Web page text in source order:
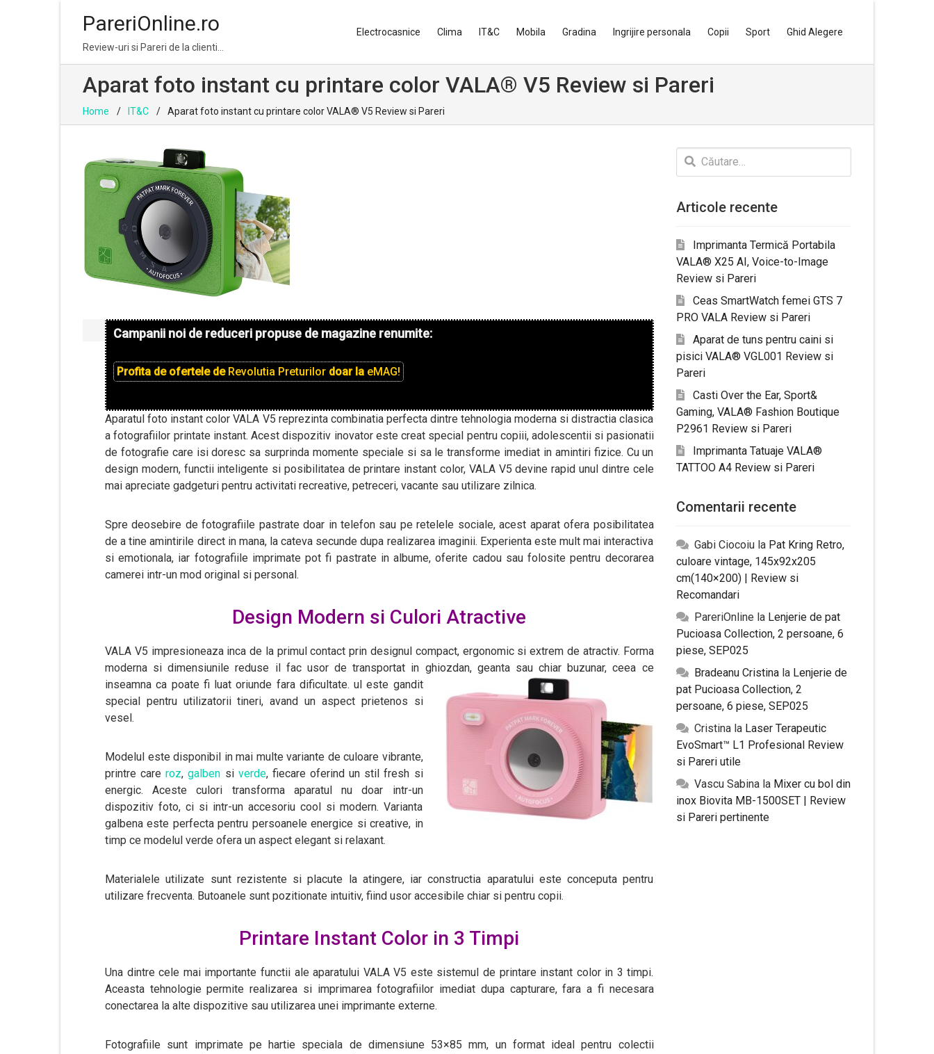
PareriOnline.ro
Review-uri si Pareri de la clienti…
Electrocasnice Clima IT&C Mobila Gradina Ingrijire personala Copii Sport Ghid Alegere
Aparat foto instant cu printare color VALA® V5 Review si Pareri
Home IT&C Aparat foto instant cu printare color VALA® V5 Review si Pareri
Campanii noi de reduceri propuse de magazine renumite:
Profita de ofertele de Revolutia Preturilor doar la eMAG!
Aparatul foto instant color VALA V5 reprezinta combinatia perfecta dintre tehnologia moderna si distractia clasica
a fotografiilor printate instant. Acest dispozitiv inovator este creat special pentru copiii, adolescentii si pasionatii
de fotografie care isi doresc sa surprinda momente speciale si sa le transforme imediat in amintiri fizice. Cu un
design modern, functii inteligente si posibilitatea de printare instant color, VALA V5 devine rapid unul dintre cele
mai apreciate gadgeturi pentru activitati recreative, petreceri, vacante sau utilizare zilnica.
Spre deosebire de fotografiile pastrate doar in telefon sau pe retelele sociale, acest aparat ofera posibilitatea
de a tine amintirile direct in mana, la cateva secunde dupa realizarea imaginii. Experienta este mult mai interactiva
si emotionala, iar fotografiile imprimate pot fi pastrate in albume, oferite cadou sau folosite pentru decorarea
camerei intr-un mod original si personal.
Design Modern si Culori Atractive
VALA V5 impresioneaza inca de la primul contact prin designul compact, ergonomic si extrem de atractiv. Forma
moderna si dimensiunile reduse il fac usor de transportat in ghiozdan, geanta sau chiar buzunar, ceea ce
inseamna ca poate fi luat oriunde fara dificultate. ul este gandit
special pentru utilizatorii tineri, avand un aspect prietenos si
vesel.
Modelul este disponibil in mai multe variante de culoare vibrante,
printre careroz,galben si verde, fiecare oferind un stil fresh si
energic. Aceste culori transforma aparatul nu doar intr-un
dispozitiv foto, ci si intr-un accesoriu cool si modern. Varianta
galbena este perfecta pentru persoanele energice si creative, in
timp ce modelul verde ofera un aspect elegant si relaxant.
Materialele utilizate sunt rezistente si placute la atingere, iar constructia aparatului este conceputa pentru
utilizare frecventa. Butoanele sunt pozitionate intuitiv, fiind usor accesibile chiar si pentru copii.
Printare Instant Color in 3 Timpi
Una dintre cele mai importante functii ale aparatului VALA V5 este sistemul de printare instant color in 3 timpi.
Aceasta tehnologie permite realizarea si imprimarea fotografiilor imediat dupa capturare, fara a fi necesara
conectarea la alte dispozitive sau utilizarea unei imprimante externe.
Fotografiile sunt imprimate pe hartie speciala de dimensiune 53×85 mm, un format ideal pentru colectii
Caută
după:
Articole recente
Imprimanta Termică Portabila
VALA® X25 AI, Voice-to-Image
Review si Pareri
Ceas SmartWatch femei GTS 7
PRO VALA Review si Pareri
Aparat de tuns pentru caini si
pisici VALA® VGL001 Review si
Pareri
Casti Over the Ear, Sport&
Gaming, VALA® Fashion Boutique
P2961 Review si Pareri
Imprimanta Tatuaje VALA®
TATTOO A4 Review si Pareri
Comentarii recente
Gabi Ciocoiula Pat Kring Retro,
culoare vintage, 145x92x205
cm(140×200) | Review si
Recomandari
PareriOnline la Lenjerie de pat
Pucioasa Collection, 2 persoane, 6
piese, SEP025
Bradeanu Cristinala Lenjerie de
pat Pucioasa Collection, 2
persoane, 6 piese, SEP025
Cristinala Laser Terapeutic
EvoSmart™ L1 Profesional Review
si Pareri utile
Vascu Sabinala Mixer cu bol din
inox Biovita MB-1500SET | Review
si Pareri pertinente